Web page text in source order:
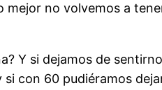
no volvemos a
Y si dejamos de
con 60 pudiéramos